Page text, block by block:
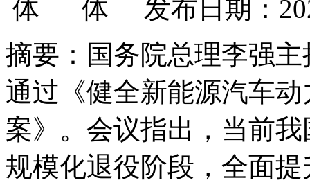
发布日期：
摘要：国务院总理李强
通过《健全新能源汽车
案》。会议指出，当前
规模化退役阶段，全面